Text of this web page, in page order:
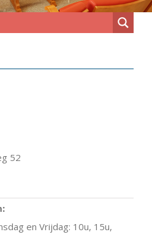
52
en Vrijdag: 10u, 15u,